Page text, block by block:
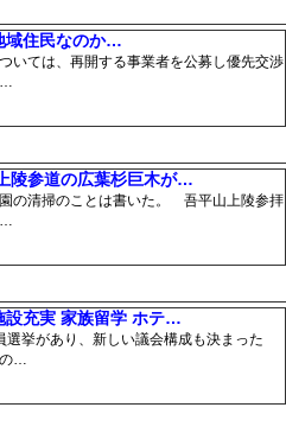
域住民なのか…
いては、再開する事業者を公募し優先交渉
…
陵参道の広葉杉巨木が…
の清掃のことは書いた。 吾平山上陵参拝
…
設充実 家族留学 ホテ…
挙があり、新しい議会構成も決まった
の…